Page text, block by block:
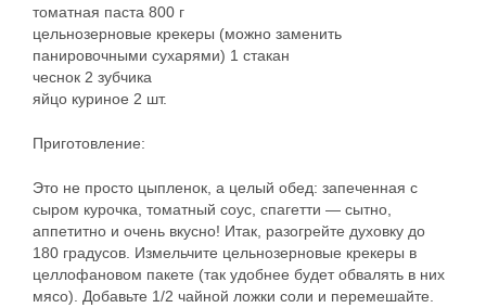
томатная паста 800 г
цельнозерновые крекеры (можно заменить
панировочными сухарями) 1 стакан
чеснок 2 зубчика
яйцо куриное 2 шт.
Приготовление:
Это не просто цыпленок, а целый обед: запеченная с
сыром курочка, томатный соус, спагетти — сытно,
аппетитно и очень вкусно! Итак, разогрейте духовку до
180 градусов. Измельчите цельнозерновые крекеры в
целлофановом пакете (так удобнее будет обвалять в них
мясо). Добавьте 1/2 чайной ложки соли и перемешайте.